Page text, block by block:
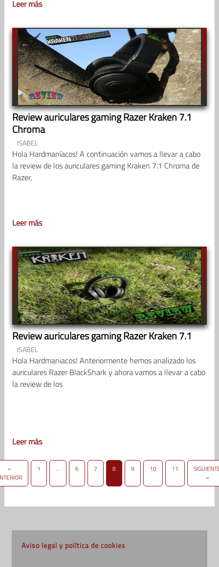
Leer más
Review auriculares gaming Razer Kraken 7.1
Chroma
ISABEL
Hola Hardmaníacos! A continuación vamos a llevar a cabo
la review de los auriculares gaming Kraken 7.1 Chroma de
Razer,
Leer más
Review auriculares gaming Razer Kraken 7.1
ISABEL
Hola Hardmaniacos! Anteriormente hemos analizado los
auriculares Razer BlackShark y ahora vamos a llevar a cabo
la review de los
Leer más
«
1 … 6 7 8 9 10 11
»
Aviso legal y política de cookies